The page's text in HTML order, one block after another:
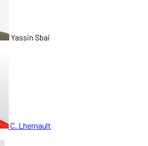
Yassin Sbai
C. Lhernault